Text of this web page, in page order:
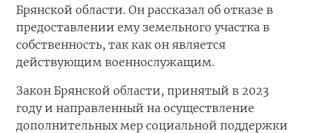
Брянской области. Он рассказал об отказе в
предоставлении ему земельного участка в
собственность, так как он является
действующим военнослужащим.
Закон Брянской области, принятый в 2023
году и направленный на осуществление
дополнительных мер социальной поддержки